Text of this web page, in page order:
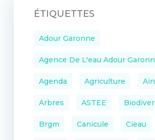
ÉTIQUETTES
Adour Garonne
Agence De L'eau Adour
Agenda Agriculture Ain
Arbres ASTEE
Brgm Canicule Cieau